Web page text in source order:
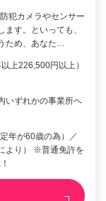
犯カメラやセンサー
す。といっても、
ため、あなた…
上226,500円以上）
いずれかの事業所へ
年が60歳の為）／
より） ※普通免許を